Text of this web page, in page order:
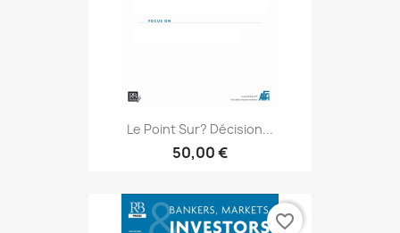
Le Point Sur? Décision...
50,00 €
favorite_border